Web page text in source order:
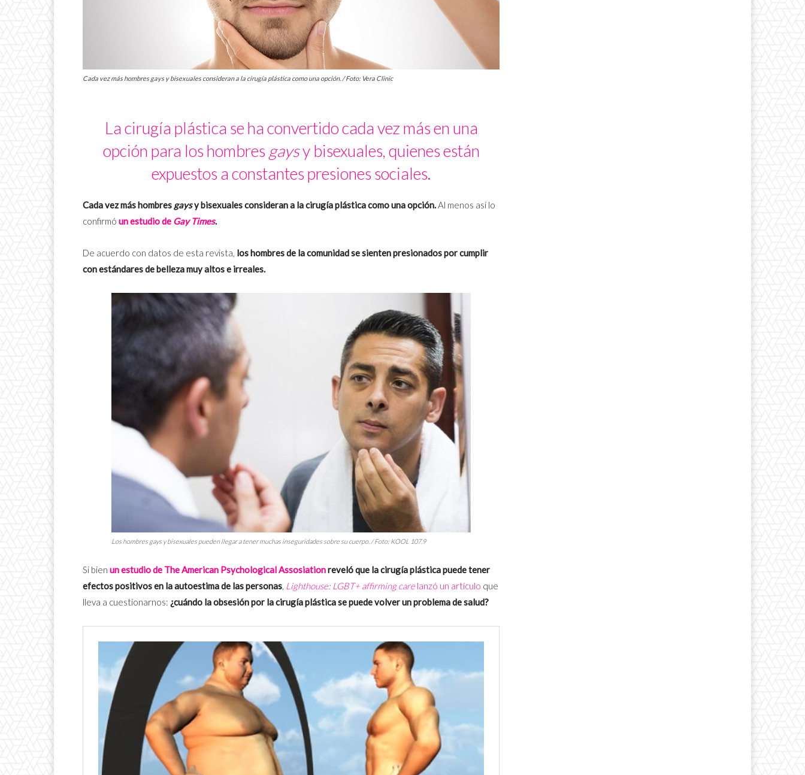
Cada vez más hombres gays y bisexuales consideran a la cirugía plástica como una opción. / Foto: Vera Clinic
La cirugía plástica se ha convertido cada vez más en una
opción para los hombres gaysy bisexuales, quienes están
expuestos a constantes presiones sociales.
Cada vez más hombres gaysy bisexuales consideran a la cirugía plástica como una opción.Al menos así lo
confirmó un estudio de Gay Times.
De acuerdo con datos de esta revista, los hombres de la comunidad se sienten presionados por cumplir
con estándares de belleza muy altos e irreales.
Los hombres gays y bisexuales pueden llegar a tener muchas inseguridades sobre su cuerpo. / Foto: KOOL 107.9
Si bien un estudio de The American Psychological Assosiationreveló que la cirugía plástica puede tener
efectos positivos en la autoestima de las personas, Lighthouse: LGBT+ affirming carelanzó un artículo que
lleva a cuestionarnos: ¿cuándo la obsesión por la cirugía plástica se puede volver un problema de salud?